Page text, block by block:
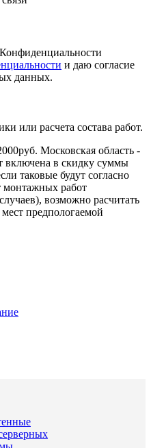
и даю согласие
данных.
или расчета состава работ.
Московская область -
включена в скидку суммы
таковые будут согласно
монтажных работ
возможно расчитать
предпологаемой